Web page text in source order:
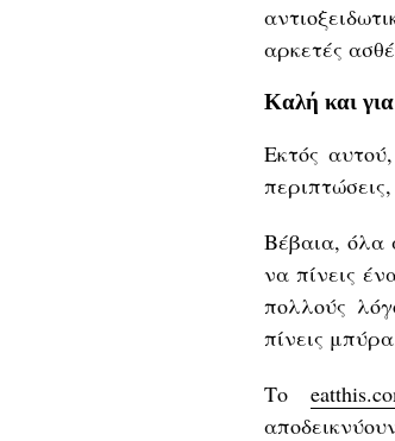
αρκετές
Καλή και
Εκτός
Βέβαια, όλα
να πίνεις
πολλούς
πίνεις
Το